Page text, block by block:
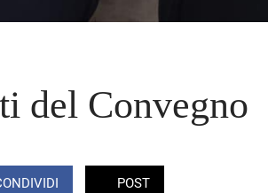
del Convegno
POST